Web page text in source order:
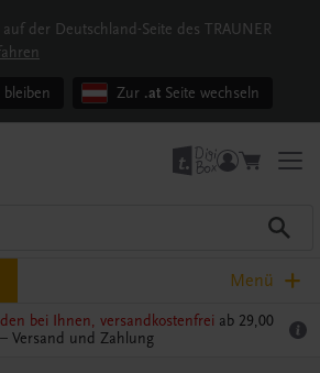
der Deutschland-Seite des TRAUNER
bleiben Zur .at Seite wechseln
Menü
bei Ihnen, versandkostenfrei ab 29,00
Versand und Zahlung